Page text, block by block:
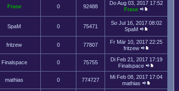
Frase 0 92488
Do Aug 03, 2017 17:52
Frase
SpaM 0 75471
So Jul 16, 2017 08:02
SpaM
fritzew 0 77807
Fr Mär 10, 2017 22:25
fritzew
Finalspace 0 75755
Di Feb 21, 2017 17:19
Finalspace
mathias 0 774727
Mi Feb 08, 2017 17:04
mathias